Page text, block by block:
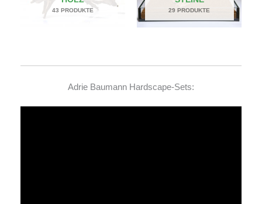
43 PRODUKTE 29 PRODUKTE
Adrie Baumann Hardscape-Sets: